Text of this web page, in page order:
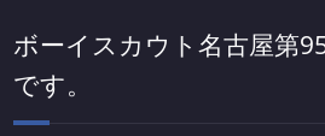
ボーイスカウト名古屋第
です。